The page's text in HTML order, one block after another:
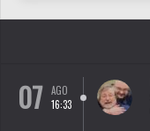
07
AGO
16:33